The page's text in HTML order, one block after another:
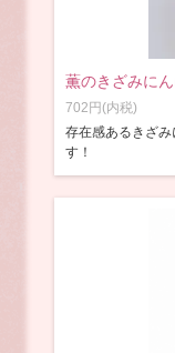
薫のきざみにん
702円(内税)
存在感あるきざ
す！